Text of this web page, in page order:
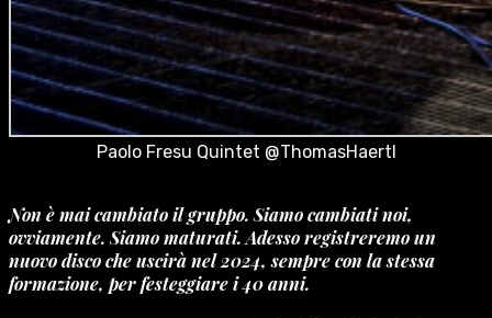
Paolo Fresu Quintet @ThomasHaertl
Non è mai cambiato il gruppo. Siamo cambiati noi,
ovviamente. Siamo maturati. Adesso registreremo un
nuovo disco che uscirà nel 2024, sempre con la stessa
formazione, per festeggiare i 40 anni.